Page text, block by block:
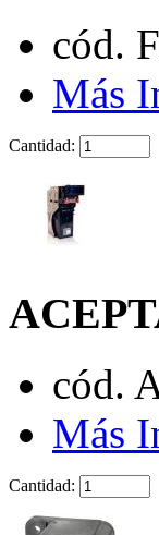
cód.
Más
Cantidad:
cód.
Más
Cantidad: